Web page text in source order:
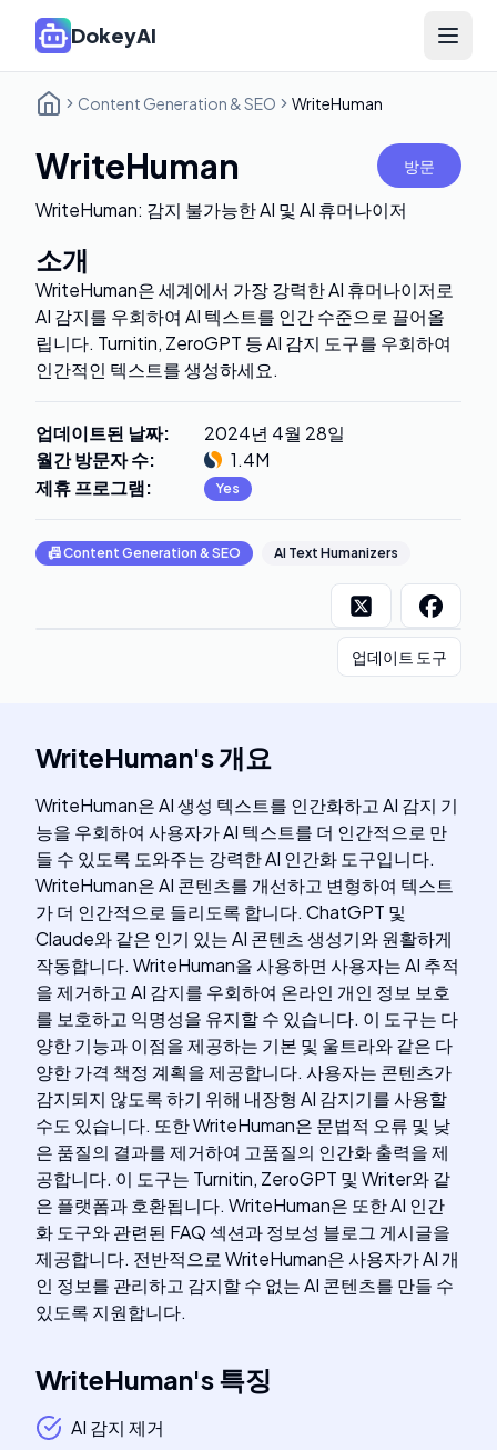
DokeyAI Open
Content Generation & SEO WriteHuman
WriteHuman 방문
WriteHuman: 감지 불가능한 AI 및 AI 휴머나이저
소개
WriteHuman은 세계에서 가장 강력한 AI 휴머나이저로
AI 감지를 우회하여 AI 텍스트를 인간 수준으로 끌어올
립니다. Turnitin, ZeroGPT 등 AI 감지 도구를 우회하여
인간적인 텍스트를 생성하세요.
업데이트된 날짜:
2024년 4월 28일
월간 방문자 수:
1.4M
제휴 프로그램: Yes
📠Content Generation & SEO AI Text Humanizers
업데이트 도구
WriteHuman's개요
WriteHuman은 AI 생성 텍스트를 인간화하고 AI 감지 기
능을 우회하여 사용자가 AI 텍스트를 더 인간적으로 만
들 수 있도록 도와주는 강력한 AI 인간화 도구입니다.
WriteHuman은 AI 콘텐츠를 개선하고 변형하여 텍스트
가 더 인간적으로 들리도록 합니다. ChatGPT 및
Claude와 같은 인기 있는 AI 콘텐츠 생성기와 원활하게
작동합니다. WriteHuman을 사용하면 사용자는 AI 추적
을 제거하고 AI 감지를 우회하여 온라인 개인 정보 보호
를 보호하고 익명성을 유지할 수 있습니다. 이 도구는 다
양한 기능과 이점을 제공하는 기본 및 울트라와 같은 다
양한 가격 책정 계획을 제공합니다. 사용자는 콘텐츠가
감지되지 않도록 하기 위해 내장형 AI 감지기를 사용할
수도 있습니다. 또한 WriteHuman은 문법적 오류 및 낮
은 품질의 결과를 제거하여 고품질의 인간화 출력을 제
공합니다. 이 도구는 Turnitin, ZeroGPT 및 Writer와 같
은 플랫폼과 호환됩니다. WriteHuman은 또한 AI 인간
화 도구와 관련된 FAQ 섹션과 정보성 블로그 게시글을
제공합니다. 전반적으로 WriteHuman은 사용자가 AI 개
인 정보를 관리하고 감지할 수 없는 AI 콘텐츠를 만들 수
있도록 지원합니다.
WriteHuman's특징
AI 감지 제거